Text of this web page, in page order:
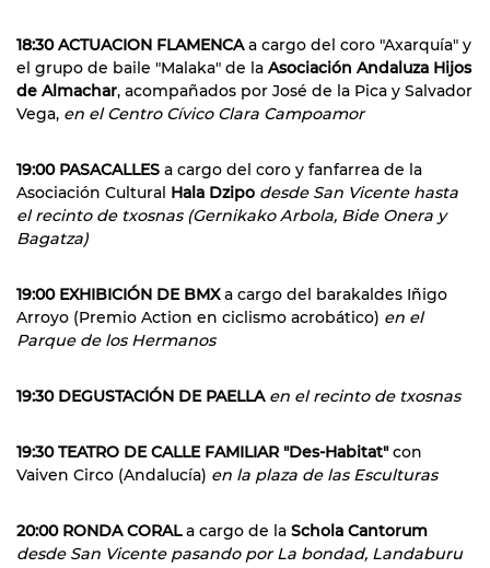
18:30 ACTUACION FLAMENCAa cargo del coro "Axarquía" y
el grupo de baile "Malaka" de la Asociación Andaluza Hijos
de Almachar, acompañados por José de la Pica y Salvador
Vega, en el Centro Cívico Clara Campoamor
19:00 PASACALLES a cargo del coro y fanfarrea de la
Asociación Cultural Hala Dzipo desde San Vicente hasta
el recinto de txosnas (Gernikako Arbola, Bide Onera y
Bagatza)
19:00 EXHIBICIÓN DE BMXa cargo del barakaldes Iñigo
Arroyo (Premio Action en ciclismo acrobático) en el
Parque de los Hermanos
19:30 DEGUSTACIÓN DE PAELLA en el recinto de txosnas
19:30 TEATRO DE CALLE FAMILIAR "Des-Habitat"con
Vaiven Circo (Andalucía) en la plaza de las Esculturas
20:00 RONDA CORALa cargo de la Schola Cantorum
desde San Vicente pasando por La bondad, Landaburu